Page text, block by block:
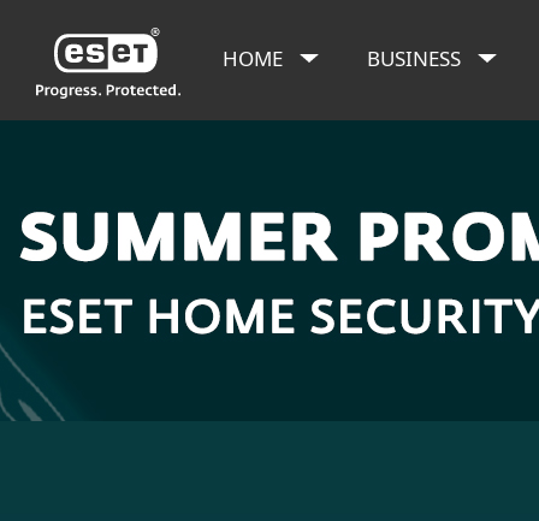
HOME BUSINESS